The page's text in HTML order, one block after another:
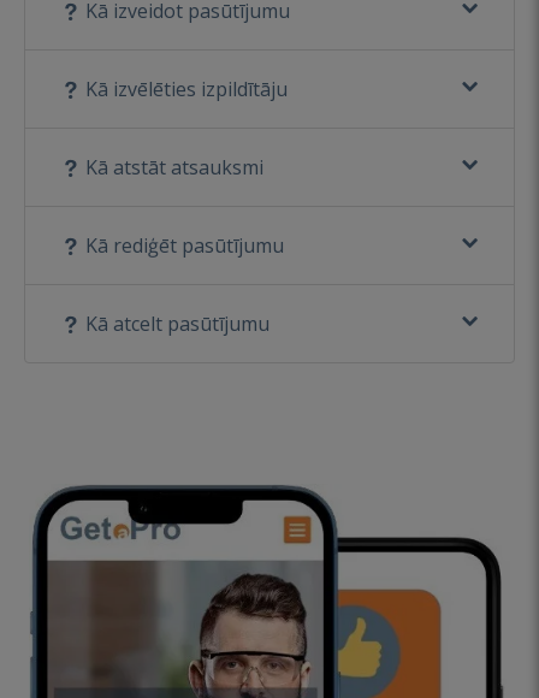
Kā izveidot pasūtījumu
Kā izvēlēties izpildītāju
Kā atstāt atsauksmi
Kā rediģēt pasūtījumu
Kā atcelt pasūtījumu